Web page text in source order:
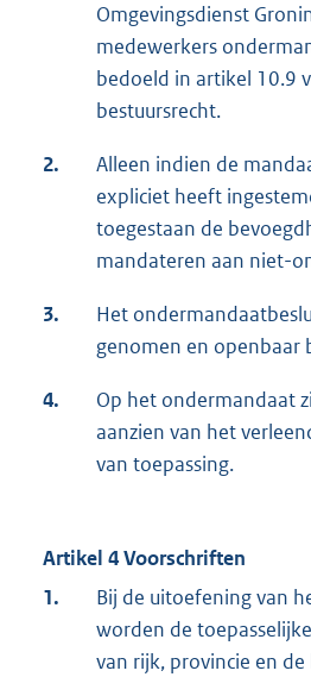
Omgevingsdienst
medewerkers
bedoeld in artikel 10.9
bestuursrecht.
2.
Alleen indien de
expliciet heeft
toegestaan de
mandateren aan niet-
3.
Het
genomen en openbaar
4.
Op het ondermandaat
aanzien van het
van toepassing.
Artikel 4 Voorschriften
1.
Bij de uitoefening van
worden de
van rijk, provincie en